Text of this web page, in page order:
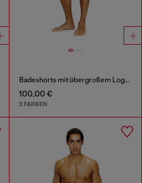
Badeshorts mit übergroßem Logoprint
100,00 €
2 FARBEN